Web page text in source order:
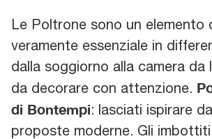
Le Poltrone sono un elemento
veramente essenziale in
dalla soggiorno alla camera da
da decorare con attenzione.
di Bontempi: lasciati ispirare
proposte moderne. Gli